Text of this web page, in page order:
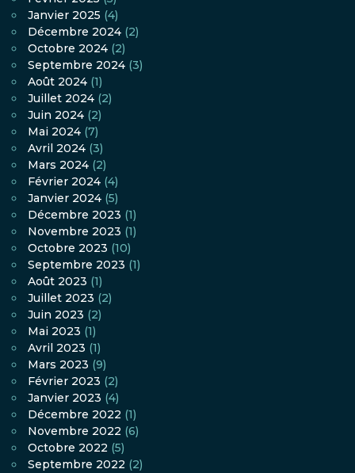
Janvier 2025 (4)
Décembre 2024 (2)
Octobre 2024 (2)
Septembre 2024 (3)
Août 2024 (1)
Juillet 2024 (2)
Juin 2024 (2)
Mai 2024 (7)
Avril 2024 (3)
Mars 2024 (2)
Février 2024 (4)
Janvier 2024 (5)
Décembre 2023 (1)
Novembre 2023 (1)
Octobre 2023 (10)
Septembre 2023 (1)
Août 2023 (1)
Juillet 2023 (2)
Juin 2023 (2)
Mai 2023 (1)
Avril 2023 (1)
Mars 2023 (9)
Février 2023 (2)
Janvier 2023 (4)
Décembre 2022 (1)
Novembre 2022 (6)
Octobre 2022 (5)
Septembre 2022 (2)